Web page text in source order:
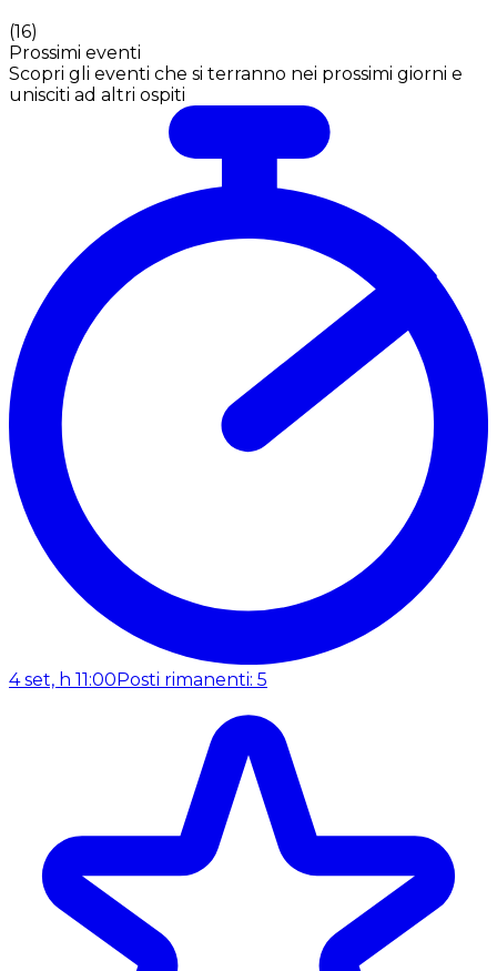
(16)
Prossimi eventi
Scopri gli eventi che si terranno nei prossimi giorni e
unisciti ad altri ospiti
4 set, h 11:00 Posti rimanenti: 5